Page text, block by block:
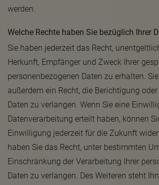
werden.
Welche Rechte haben Sie bezüglich Ihrer
Sie haben jederzeit das Recht,
Herkunft, Empfänger und Zweck Ihrer
personenbezogenen Daten zu erhalten.
außerdem ein Recht, die Berichtigung
Daten zu verlangen. Wenn Sie eine
Datenverarbeitung erteilt haben, können
Einwilligung jederzeit für die Zukunft
haben Sie das Recht, unter bestimmten
Einschränkung der Verarbeitung Ihrer
Daten zu verlangen. Des Weiteren steht